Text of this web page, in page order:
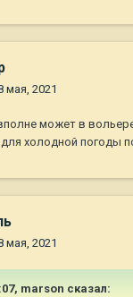
мая, 2021
может в
холодной погоды
мая, 2021
marson сказал: